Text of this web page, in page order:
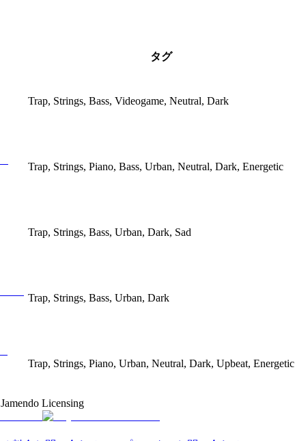
タグ
Trap, Strings, Bass, Videogame, Neutral, Dark
Trap, Strings, Piano, Bass, Urban, Neutral, Dark, Energetic
Trap, Strings, Bass, Urban, Dark, Sad
Trap, Strings, Bass, Urban, Dark
Trap, Strings, Piano, Urban, Neutral, Dark, Upbeat, Energetic
Jamendo Licensing